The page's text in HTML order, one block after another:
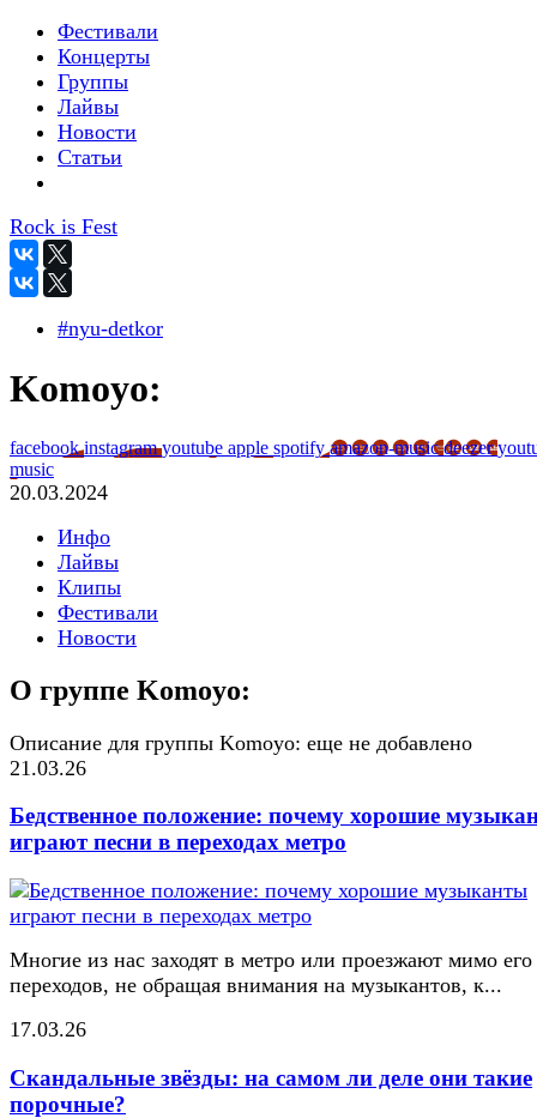
Фестивали
Концерты
Группы
Лайвы
Новости
Статьи
Rock is Fest
#nyu-detkor
Komoyo:
facebookinstagramyoutube apple spotifyamazon-musicdeezer
music
20.03.2024
Инфо
Лайвы
Клипы
Фестивали
Новости
О группе Komoyo:
Описание для группы Komoyo: еще не добавлено
21.03.26
Бедственное положение: почему хорошие
играют песни в переходах метро
Многие из нас заходят в метро или проезжают мимо его
переходов, не обращая внимания на музыкантов, к...
17.03.26
Скандальные звёзды: на самом ли деле они такие
порочные?